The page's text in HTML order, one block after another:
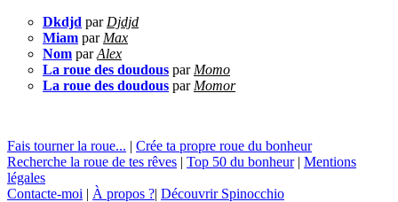
Dkdjd par Djdjd
Miam par Max
Nom parAlex
La roue des doudous par Momo
La roue des doudous par Momor
Fais tourner la roue... | Crée ta propre roue du bonheur
Recherche la roue de tes rêves | Top 50 du bonheur| Mentions
légales
Contacte-moi | À propos ?| Découvrir Spinocchio